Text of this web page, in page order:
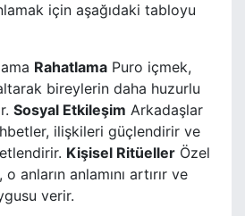
için aşağıdaki tabloyu
Rahatlama Puro içmek,
bireylerin daha huzurlu
Sosyal Etkileşim Arkadaşlar
ilişkileri güçlendirir ve
Kişisel Ritüeller Özel
anların anlamını artırır ve
verir.